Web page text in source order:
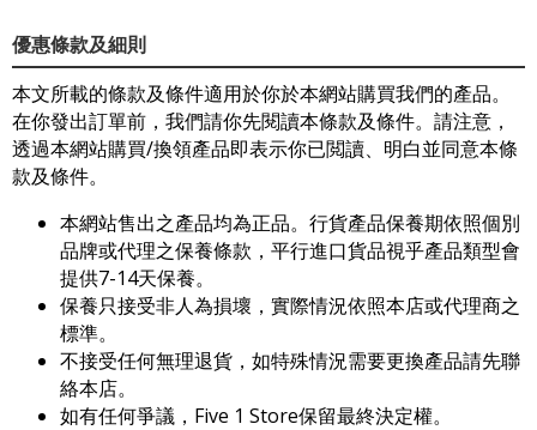
優惠條款及細則
本文所載的條款及條件適用於你於本網站購買我們的產品。
在你發出訂單前，我們請你先閱讀本條款及條件。請注意，
透過本網站購買/換領產品即表示你已閲讀、明白並同意本條
款及條件。
本網站售出之產品均為正品。行貨產品保養期依照個別
品牌或代理之保養條款，平行進口貨品視乎產品類型會
提供7-14天保養。
保養只接受非人為損壞，實際情況依照本店或代理商之
標準。
不接受任何無理退貨，如特殊情況需要更換產品請先聯
絡本店。
如有任何爭議，Five 1 Store保留最終決定權。